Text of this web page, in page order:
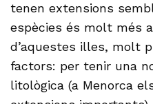
tenen extensions
espècies és molt més
d’aquestes illes, molt
factors: per tenir una
litològica (a Menorca